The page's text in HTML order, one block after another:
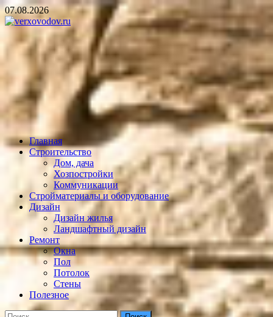
Skip
to
content
07.08.2026
verxovodov.ru
Ремонт и строительство
Главная
Строительство
Дом, дача
Хозпостройки
Коммуникации
Стройматериалы и оборудование
Дизайн
Дизайн жилья
Ландшафтный дизайн
Ремонт
Окна
Пол
Потолок
Стены
Полезное
Найти: